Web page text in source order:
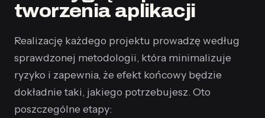
tworzenia aplikacji
Realizację każdego projektu prowadzę według
sprawdzonej metodologii, która minimalizuje
ryzyko i zapewnia, że efekt końcowy będzie
dokładnie taki, jakiego potrzebujesz. Oto
poszczególne etapy: